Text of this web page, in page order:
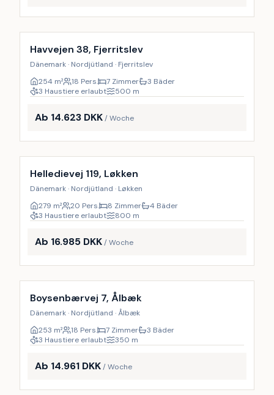
Inkl. Endreinigung
Havvejen 38, Fjerritslev
Dänemark · Nordjütland · Fjerritslev
254 m² 18 Pers. 7 Zimmer
3 Bäder
3 Haustiere erlaubt
500 m
Ab 14.623 DKK/ Woche
Inkl. Endreinigung
Helledievej 119, Løkken
Dänemark · Nordjütland · Løkken
279 m² 20 Pers. 8 Zimmer
4 Bäder
3 Haustiere erlaubt
800 m
Ab 16.985 DKK/ Woche
Inkl. Endreinigung
Boysenbærvej 7, Ålbæk
Dänemark · Nordjütland · Ålbæk
253 m² 18 Pers. 7 Zimmer
3 Bäder
3 Haustiere erlaubt
350 m
Ab 14.961 DKK/ Woche
Inkl. Endreinigung